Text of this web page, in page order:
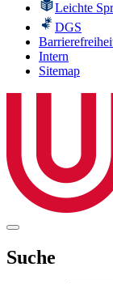
Leichte
DGS
Intern
Sitemap
Suche